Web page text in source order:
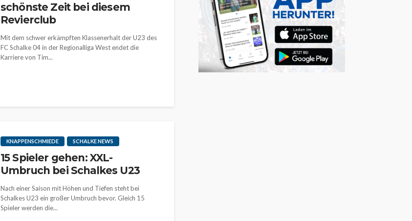
schönste Zeit bei diesem
Revierclub
Mit dem schwer erkämpften Klassenerhalt der U23 des
FC Schalke 04 in der Regionalliga West endet die
Karriere von Tim...
KNAPPENSCHMIEDE SCHALKE NEWS
15 Spieler gehen: XXL-
Umbruch bei Schalkes U23
Nach einer Saison mit Höhen und Tiefen steht bei
Schalkes U23 ein großer Umbruch bevor. Gleich 15
Spieler werden die...